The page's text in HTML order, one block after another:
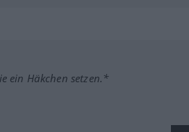
ein Häkchen setzen.*